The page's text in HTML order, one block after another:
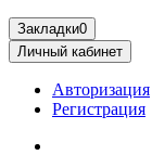
Закладки0
Личный кабинет
Авторизация
Регистрация